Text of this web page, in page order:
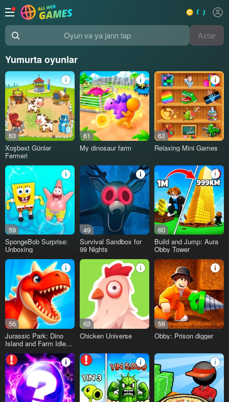
Oyun və ya janrı tap Axtar
Yumurta oyunlar
63
Xoşbəxt Günlər
Fermeri
61
My dinosaur farm
63
Relaxing Mini Games
59
SpongeBob Surprise:
Unboxing
49
Survival Sandbox for
99 Nights
60
Build and Jump: Aura
Obby Tower
56
Jurassic Park: Dino
Island and Farm Idle
63
Chicken Universe
58
Obby: Prison digger